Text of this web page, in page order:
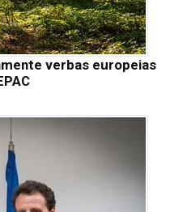
verbas europeias